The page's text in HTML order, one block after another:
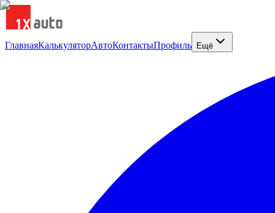
ГлавнаяКалькуляторАвтоКонтактыПрофиль Ещё